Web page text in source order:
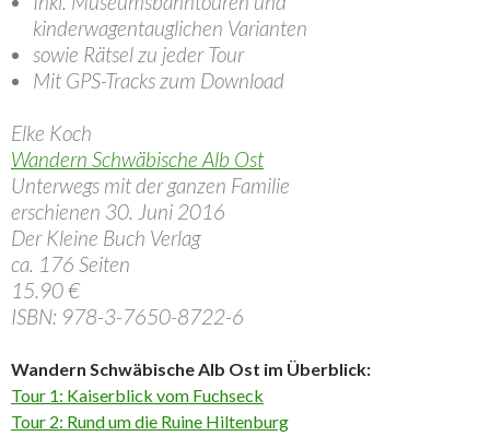
kinderwagentauglichen Varianten
sowie Rätsel zu jeder Tour
Mit GPS-Tracks zum Download
Elke Koch
Wandern Schwäbische Alb Ost
Unterwegs mit der ganzen Familie
erschienen 30. Juni 2016
Der Kleine Buch Verlag
ca. 176 Seiten
15.90 €
ISBN: 978-3-7650-8722-6
Wandern Schwäbische Alb Ost im Überblick:
Tour 1: Kaiserblick vom Fuchseck
Tour 2: Rund um die Ruine Hiltenburg